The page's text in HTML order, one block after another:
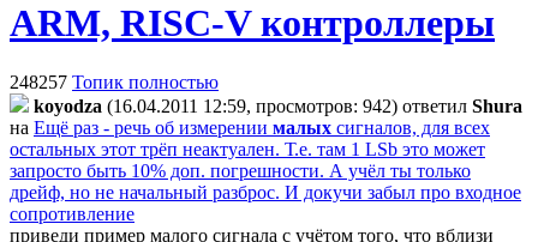
ARM, RISC-V контроллеры
248257 Топик полностью
koyodza (16.04.2011 12:59, просмотров: 942) ответил Shura
на Ещё раз - речь об измерении малых сигналов, для всех
остальных этот трёп неактуален. Т.е. там 1 LSb это может
запросто быть 10% доп. погрешности. А учёл ты только
дрейф, но не начальный разброс. И докучи забыл про входное
сопротивление
приведи пример малого сигнала с учётом того, что вблизи